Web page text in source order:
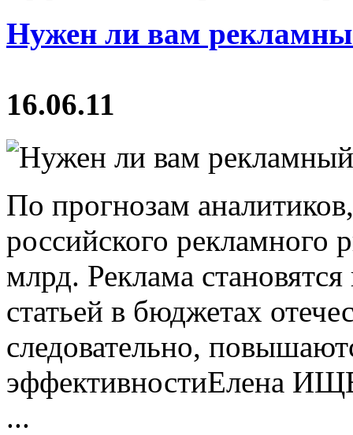
Нужен ли вам
16.06.11
По прогнозам
российского рекламного
млрд. Реклама
статьей в бюджетах
следовательно,
эффективностиЕлена
...